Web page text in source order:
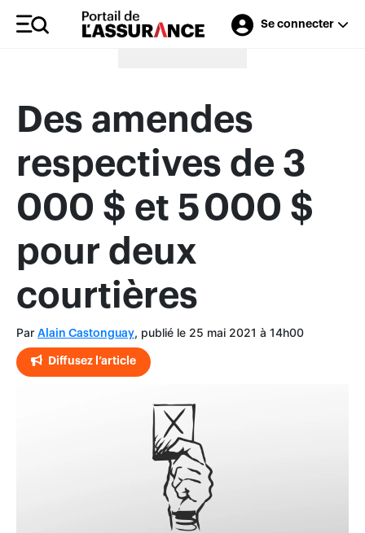
Se connecter
Merci à nos annonceurs
Des amendes
respectives de 3
000 $ et 5 000 $
pour deux
courtières
Par Alain Castonguay, publié le 25 mai 2021 à 14h00
Diffusez l’article